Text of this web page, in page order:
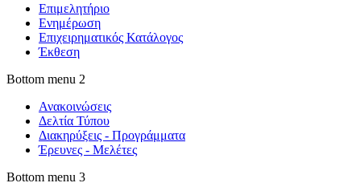
Επιμελητήριο
Ενημέρωση
Επιχειρηματικός Κατάλογος
Έκθεση
Bottom menu 2
Ανακοινώσεις
Δελτία Τύπου
Διακηρύξεις - Προγράμματα
Έρευνες - Μελέτες
Bottom menu 3